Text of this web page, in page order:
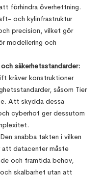
förhindra överhettning.
och kylinfrastruktur
precision, vilket gör
modellering och
säkerhetsstandarder:
kräver konstruktioner
såsom Tier
Att skydda dessa
cyberhot ger dessutom
Den snabba takten i vilken
att datacenter måste
och framtida behov,
skalbarhet utan att